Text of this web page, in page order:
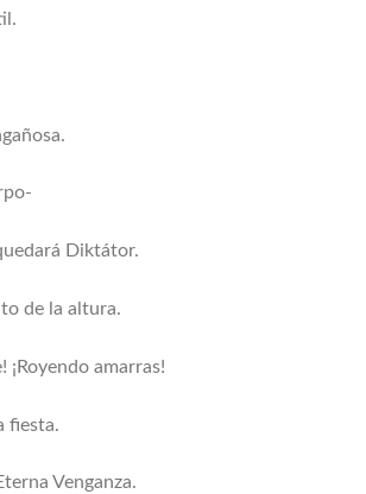
Diktátor.
de la altura.
¡Royendo amarras!
fiesta.
Venganza.